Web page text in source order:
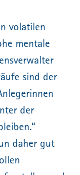
volatilen
mentale
sind der
der
daher gut